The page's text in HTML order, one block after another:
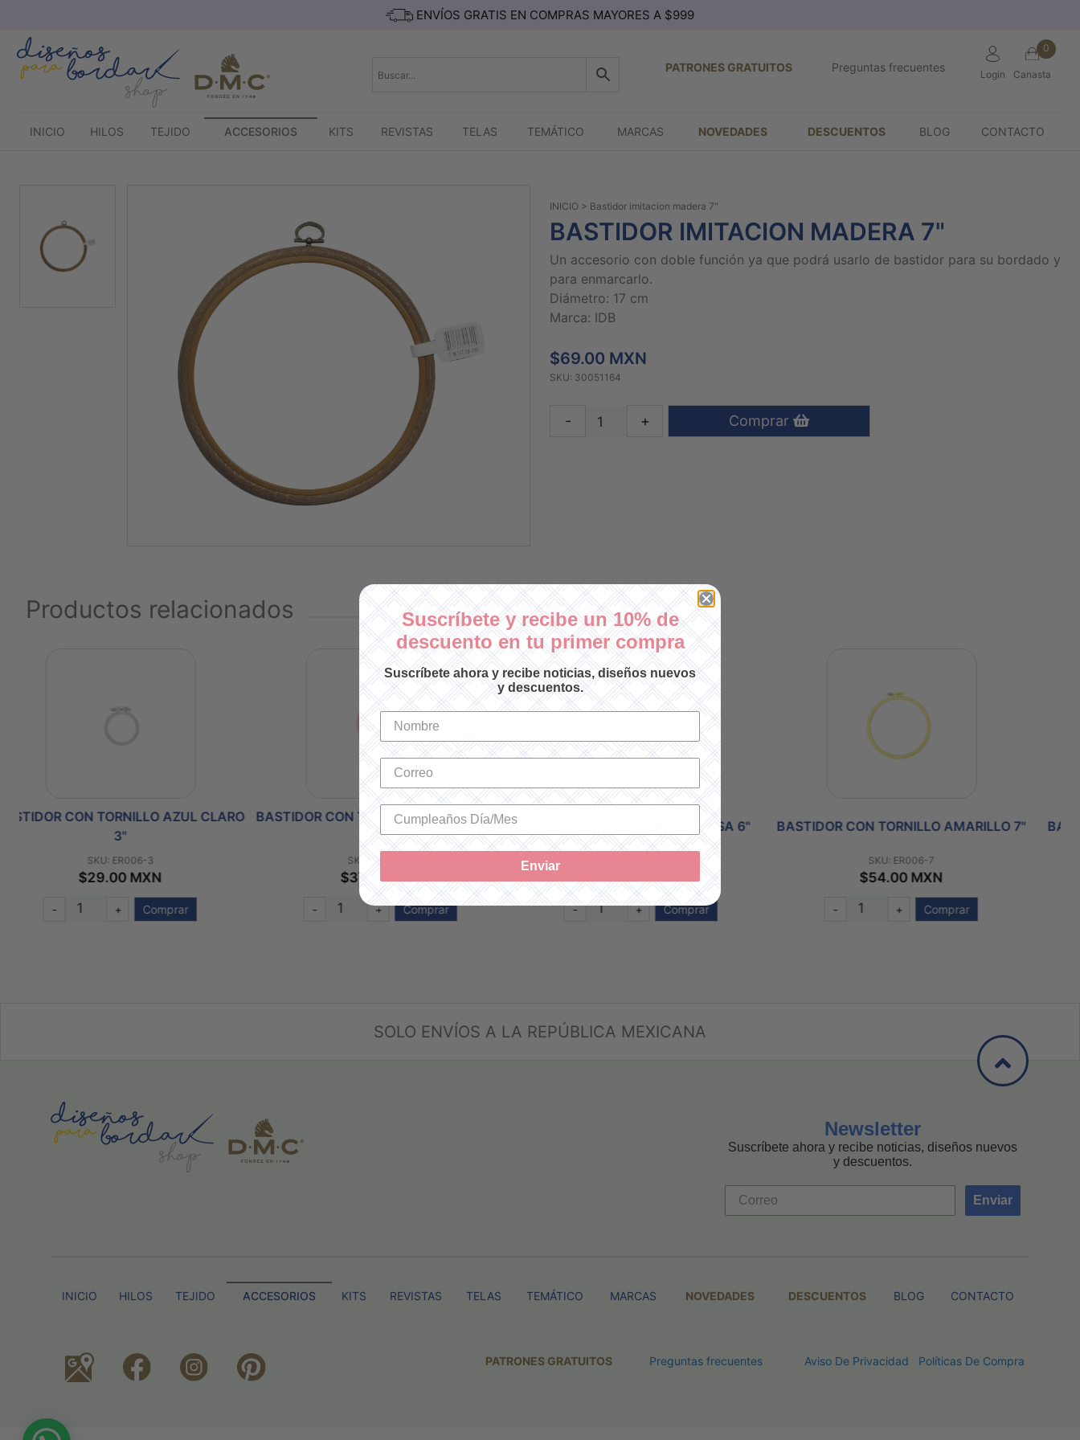
contenido
ENVÍOS GRATIS EN COMPRAS MAYORES A $999
PATRONES GRATUITOS Preguntas frecuentes
Login
0
Canasta
INICIO HILOS TEJIDO ACCESORIOS KITS REVISTAS TELAS TEMÁTICO MARCAS NOVEDADES DESCUENTOS BLOG CONTACTO
INICIO > Bastidor imitacion madera 7"
BASTIDOR IMITACION MADERA 7"
Un accesorio con doble función ya que podrá usarlo de bastidor para su bordado y
para enmarcarlo.
Diámetro: 17 cm
Marca: IDB
$69.00 MXN
SKU: 30051164
- + Comprar
Productos relacionados
BASTIDOR CON TORNILLO ROSA CLARO
SKU: ER006-5
$37.00 MXN
+ Comprar
BASTIDOR CON TORNILLO ROSA 6"
SKU: ER006-6
$42.00 MXN
+ Comprar
BASTIDOR CON TORNILLO AMARILLO 7"
SKU: ER006-7
$54.00 MXN
- + Comprar
BASTIDON CON TORNILLO VERDE 8"
SKU: ER006-8
$57.00 MXN
+ Comprar
SOLO ENVÍOS A LA REPÚBLICA MEXICANA
Newsletter
Suscríbete ahora y recibe noticias, diseños nuevos
y descuentos.
Enviar
INICIO HILOS TEJIDO ACCESORIOS KITS REVISTAS TELAS TEMÁTICO MARCAS NOVEDADES DESCUENTOS BLOG CONTACTO
PATRONES GRATUITOS Preguntas frecuentes Aviso De Privacidad Políticas De Compra
Suscríbete y recibe un 10% de
descuento en tu primer compra
Suscríbete ahora y recibe noticias, diseños nuevos
y descuentos.
Enviar